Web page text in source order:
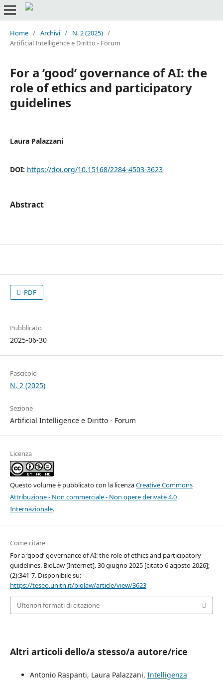
Home / Archivi / N. 2 (2025) /
Artificial Intelligence e Diritto - Forum
For a ‘good’ governance of AI: the
role of ethics and participatory
guidelines
Laura Palazzani
DOI: https://doi.org/10.15168/2284-4503-3623
Abstract
PDF
Pubblicato
2025-06-30
Fascicolo
N. 2 (2025)
Sezione
Artificial Intelligence e Diritto - Forum
Licenza
Questo volume è pubblicato con la licenzaCreative Commons
Attribuzione - Non commerciale - Non opere derivate 4.0
Internazionale.
Come citare
For a ‘good’ governance of AI: the role of ethics and participatory
guidelines. BioLaw [Internet]. 30 giugno 2025 [citato 6 agosto 2026];
(2):341-7. Disponibile su:
https://teseo.unitn.it/biolaw/article/view/3623
Ulteriori formati di citazione
Altri articoli dello/a stesso/a autore/rice
Antonio Raspanti, Laura Palazzani, Intelligenza